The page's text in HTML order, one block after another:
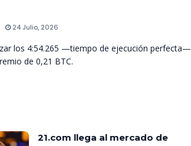
24 Julio, 2026
los 4:54.265 —tiempo de ejecución perfecta—
de 0,21 BTC.
21.com llega al mercado de